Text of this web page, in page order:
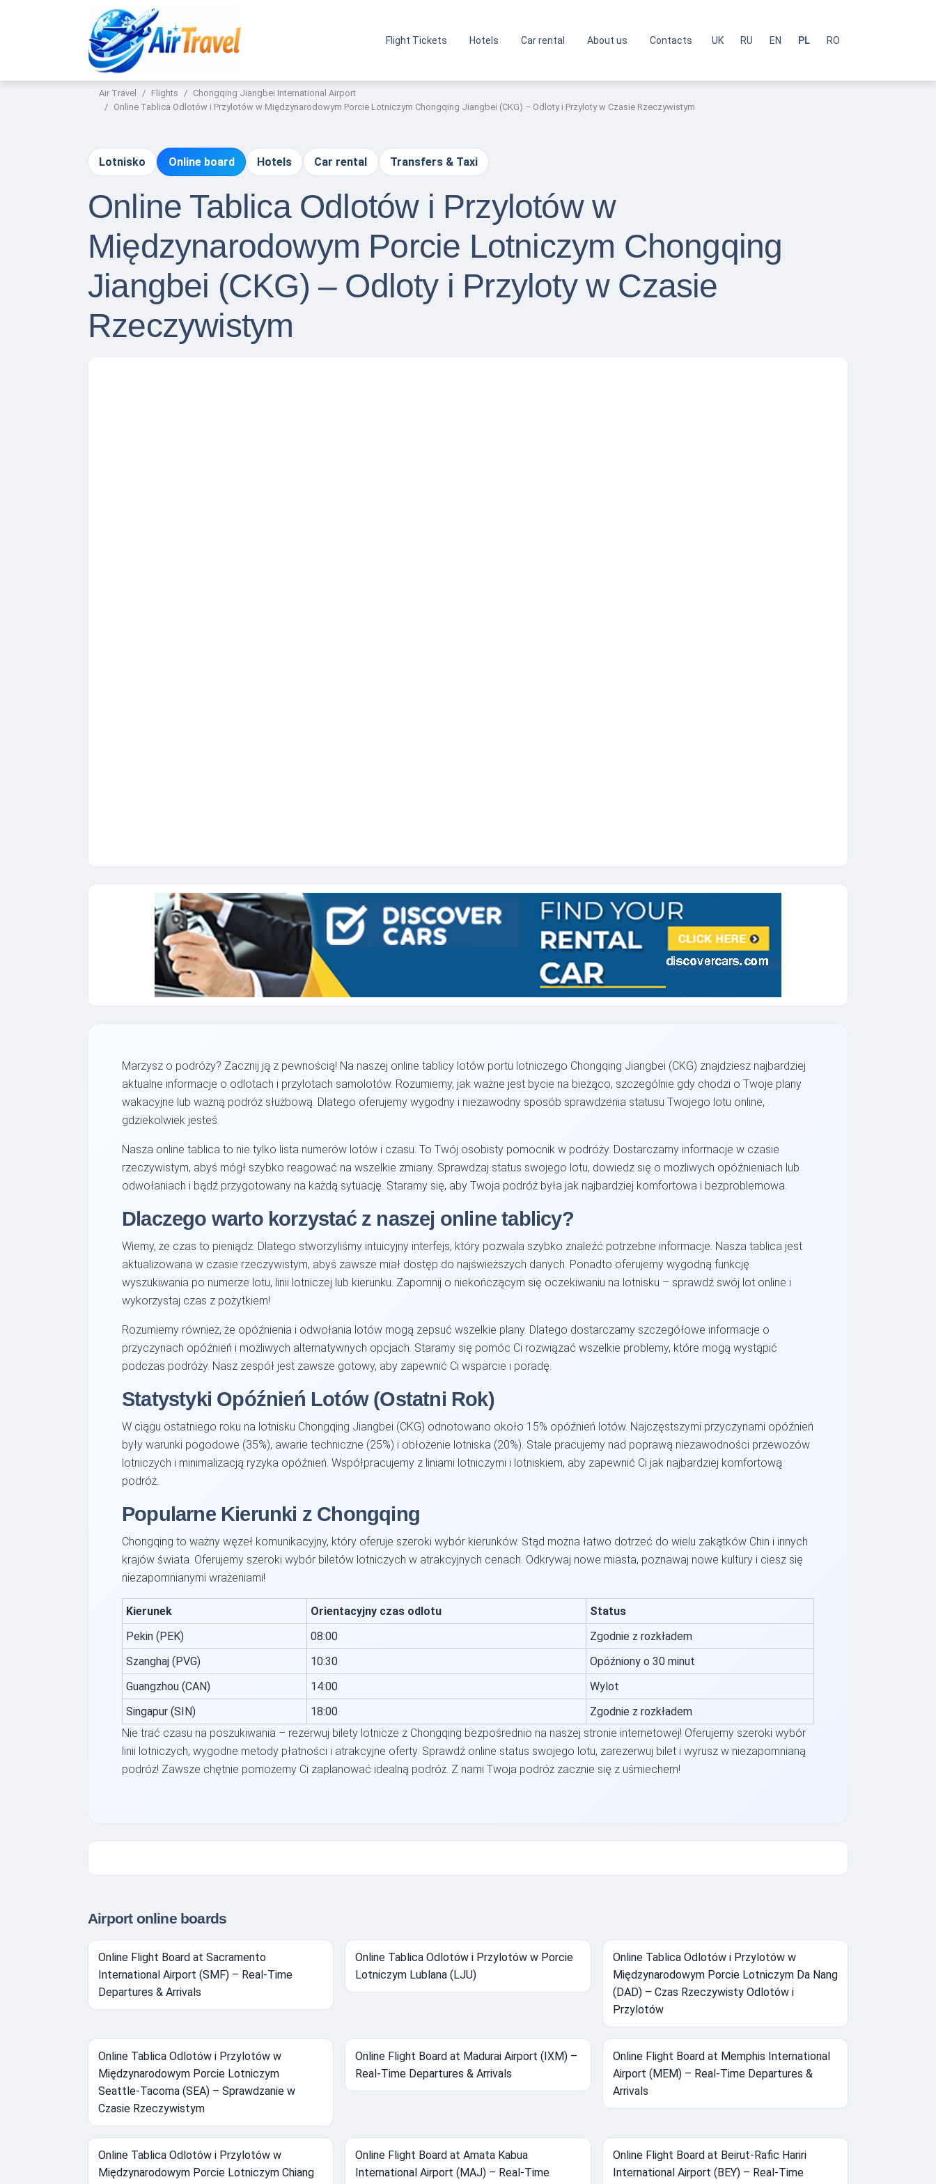
Flight Tickets Hotels Car rental About us Contacts UK RU EN PL RO
Air Travel Flights
Chongqing Jiangbei International Airport
Online Tablica Odlotów i Przylotów w Międzynarodowym Porcie Lotniczym Chongqing Jiangbei (CKG) – Odloty i Przyloty w Czasie Rzeczywistym
Lotnisko Online board Hotels Car rental Transfers & Taxi
Online Tablica Odlotów i Przylotów w
Międzynarodowym Porcie Lotniczym Chongqing
Jiangbei (CKG) – Odloty i Przyloty w Czasie
Rzeczywistym
Marzysz o podróży? Zacznij ją z pewnością! Na naszej online tablicy lotów portu lotniczego Chongqing Jiangbei (CKG) znajdziesz najbardziej
aktualne informacje o odlotach i przylotach samolotów. Rozumiemy, jak ważne jest bycie na bieżąco, szczególnie gdy chodzi o Twoje plany
wakacyjne lub ważną podróż służbową. Dlatego oferujemy wygodny i niezawodny sposób sprawdzenia statusu Twojego lotu online,
gdziekolwiek jesteś.
Nasza online tablica to nie tylko lista numerów lotów i czasu. To Twój osobisty pomocnik w podróży. Dostarczamy informacje w czasie
rzeczywistym, abyś mógł szybko reagować na wszelkie zmiany. Sprawdzaj status swojego lotu, dowiedz się o możliwych opóźnieniach lub
odwołaniach i bądź przygotowany na każdą sytuację. Staramy się, aby Twoja podróż była jak najbardziej komfortowa i bezproblemowa.
Dlaczego warto korzystać z naszej online tablicy?
Wiemy, że czas to pieniądz. Dlatego stworzyliśmy intuicyjny interfejs, który pozwala szybko znaleźć potrzebne informacje. Nasza tablica jest
aktualizowana w czasie rzeczywistym, abyś zawsze miał dostęp do najświeższych danych. Ponadto oferujemy wygodną funkcję
wyszukiwania po numerze lotu, linii lotniczej lub kierunku. Zapomnij o niekończącym się oczekiwaniu na lotnisku – sprawdź swój lot online i
wykorzystaj czas z pożytkiem!
Rozumiemy również, że opóźnienia i odwołania lotów mogą zepsuć wszelkie plany. Dlatego dostarczamy szczegółowe informacje o
przyczynach opóźnień i możliwych alternatywnych opcjach. Staramy się pomóc Ci rozwiązać wszelkie problemy, które mogą wystąpić
podczas podróży. Nasz zespół jest zawsze gotowy, aby zapewnić Ci wsparcie i poradę.
Statystyki Opóźnień Lotów (Ostatni Rok)
W ciągu ostatniego roku na lotnisku Chongqing Jiangbei (CKG) odnotowano około 15% opóźnień lotów. Najczęstszymi przyczynami opóźnień
były warunki pogodowe (35%), awarie techniczne (25%) i obłożenie lotniska (20%). Stale pracujemy nad poprawą niezawodności przewozów
lotniczych i minimalizacją ryzyka opóźnień. Współpracujemy z liniami lotniczymi i lotniskiem, aby zapewnić Ci jak najbardziej komfortową
podróż.
Popularne Kierunki z Chongqing
Chongqing to ważny węzeł komunikacyjny, który oferuje szeroki wybór kierunków. Stąd można łatwo dotrzeć do wielu zakątków Chin i innych
krajów świata. Oferujemy szeroki wybór biletów lotniczych w atrakcyjnych cenach. Odkrywaj nowe miasta, poznawaj nowe kultury i ciesz się
niezapomnianymi wrażeniami!
Kierunek Orientacyjny czas odlotu
Status
Pekin (PEK)
08:00
Zgodnie z rozkładem
Szanghaj (PVG)
10:30
Opóźniony o 30 minut
Guangzhou (CAN)
14:00
Wylot
Singapur (SIN)
18:00
Zgodnie z rozkładem
Nie trać czasu na poszukiwania – rezerwuj bilety lotnicze z Chongqing bezpośrednio na naszej stronie internetowej! Oferujemy szeroki wybór
linii lotniczych, wygodne metody płatności i atrakcyjne oferty. Sprawdź online status swojego lotu, zarezerwuj bilet i wyrusz w niezapomnianą
podróż! Zawsze chętnie pomożemy Ci zaplanować idealną podróż. Z nami Twoja podróż zacznie się z uśmiechem!
Airport online boards
Online Flight Board at Sacramento
International Airport (SMF) – Real-Time
Departures & Arrivals
Online Tablica Odlotów i Przylotów w Porcie
Lotniczym Lublana (LJU)
Online Tablica Odlotów i Przylotów w
Międzynarodowym Porcie Lotniczym Da Nang
(DAD) – Czas Rzeczywisty Odlotów i
Przylotów
Online Tablica Odlotów i Przylotów w
Międzynarodowym Porcie Lotniczym
Seattle-Tacoma (SEA) – Sprawdzanie w
Czasie Rzeczywistym
Online Flight Board at Madurai Airport (IXM) –
Real-Time Departures & Arrivals
Online Flight Board at Memphis International
Airport (MEM) – Real-Time Departures &
Arrivals
Online Tablica Odlotów i Przylotów w
Międzynarodowym Porcie Lotniczym Chiang
Online Flight Board at Amata Kabua
International Airport (MAJ) – Real-Time
Online Flight Board at Beirut-Rafic Hariri
International Airport (BEY) – Real-Time